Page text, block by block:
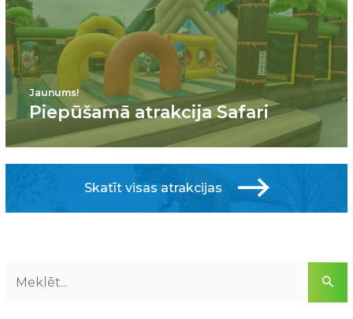
Jaunums!
Piepūšamā atrakcija Safari
Skatīt visas atrakcijas